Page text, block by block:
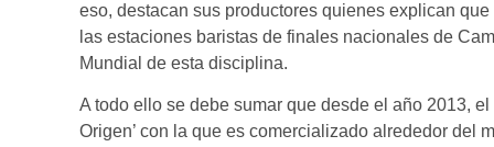
eso, destacan sus productores quienes explican
las estaciones baristas de finales nacionales de
Mundial de esta disciplina.
A todo ello se debe sumar que desde el año 2013,
Origen’ con la que es comercializado alrededor del